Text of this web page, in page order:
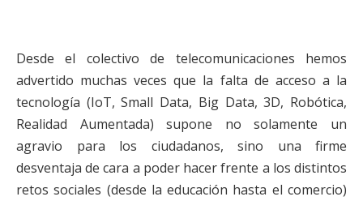
Desde el colectivo de telecomunicaciones hemos
advertido muchas veces que la falta de acceso a la
tecnología (IoT, Small Data, Big Data, 3D, Robótica,
Realidad Aumentada) supone no solamente un
agravio para los ciudadanos, sino una firme
desventaja de cara a poder hacer frente a los distintos
retos sociales (desde la educación hasta el comercio)